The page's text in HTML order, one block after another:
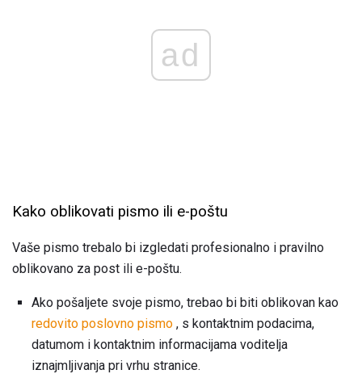
ad
Kako oblikovati pismo ili e-poštu
Vaše pismo trebalo bi izgledati profesionalno i pravilno
oblikovano za post ili e-poštu.
Ako pošaljete svoje pismo, trebao bi biti oblikovan kao
redovito poslovno pismo , s kontaktnim podacima,
datumom i kontaktnim informacijama voditelja
iznajmljivanja pri vrhu stranice.